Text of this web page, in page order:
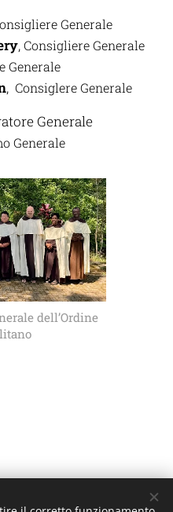
Generale
,Consigliere Generale
Generale
, Consiglere Generale
Generale
Generale
dell’Ordine